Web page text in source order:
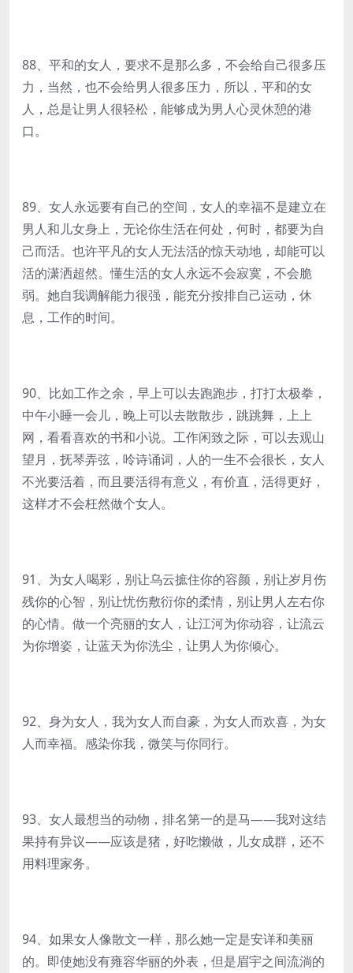
88、平和的女人，要求不是那么多，不会给自己很多压
力，当然，也不会给男人很多压力，所以，平和的女
人，总是让男人很轻松，能够成为男人心灵休憩的港
口。
89、女人永远要有自己的空间，女人的幸福不是建立在
男人和儿女身上，无论你生活在何处，何时，都要为自
己而活。也许平凡的女人无法活的惊天动地，却能可以
活的潇洒超然。懂生活的女人永远不会寂寞，不会脆
弱。她自我调解能力很强，能充分按排自己运动，休
息，工作的时间。
90、比如工作之余，早上可以去跑跑步，打打太极拳，
中午小睡一会儿，晚上可以去散散步，跳跳舞，上上
网，看看喜欢的书和小说。工作闲致之际，可以去观山
望月，抚琴弄弦，呤诗诵词，人的一生不会很长，女人
不光要活着，而且要活得有意义，有价直，活得更好，
这样才不会枉然做个女人。
91、为女人喝彩，别让乌云摭住你的容颜，别让岁月伤
残你的心智，别让忧伤敷衍你的柔情，别让男人左右你
的心情。做一个亮丽的女人，让江河为你动容，让流云
为你增姿，让蓝天为你洗尘，让男人为你倾心。
92、身为女人，我为女人而自豪，为女人而欢喜，为女
人而幸福。感染你我，微笑与你同行。
93、女人最想当的动物，排名第一的是马——我对这结
果持有异议——应该是猪，好吃懒做，儿女成群，还不
用料理家务。
94、如果女人像散文一样，那么她一定是安详和美丽
的。即使她没有雍容华丽的外表，但是眉宇之间流淌的